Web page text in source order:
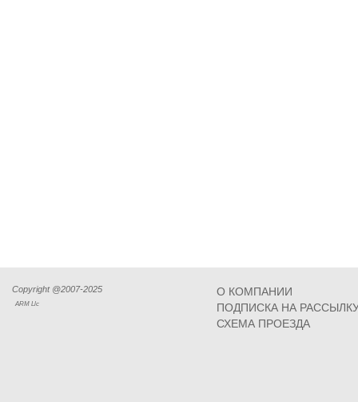
Copyright @2007-2025
ARM Llc
О КОМПАНИИ
ПОДПИСКА НА
СХЕМА ПРОЕЗДА